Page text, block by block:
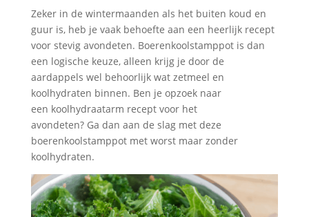
Zeker in de wintermaanden als het buiten koud en
guur is, heb je vaak behoefte aan een heerlijk recept
voor stevig avondeten. Boerenkoolstamppot is dan
een logische keuze, alleen krijg je door de
aardappels wel behoorlijk wat zetmeel en
koolhydraten binnen. Ben je opzoek naar
een koolhydraatarm recept voor het
avondeten? Ga dan aan de slag met deze
boerenkoolstamppot met worst maar zonder
koolhydraten.